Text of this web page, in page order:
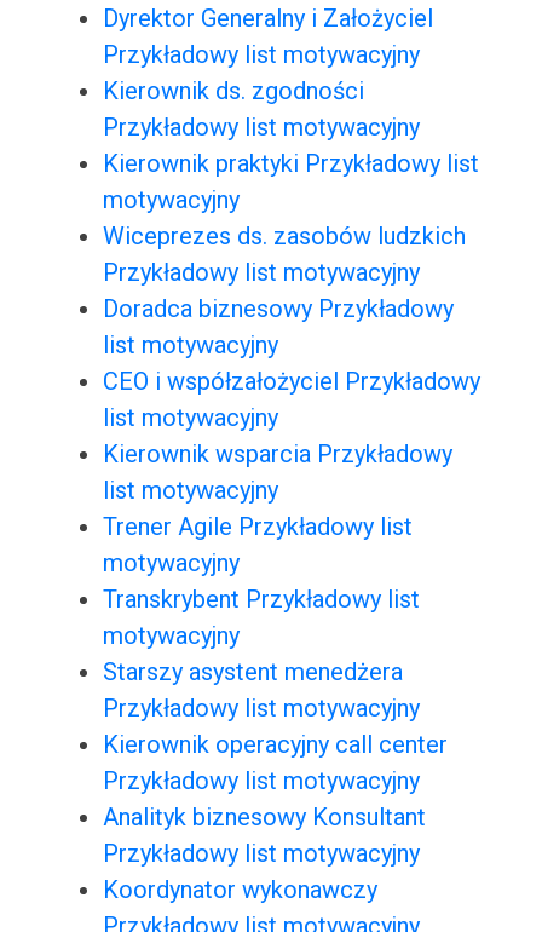
Dyrektor Generalny i Założyciel
Przykładowy list motywacyjny
Kierownik ds. zgodności
Przykładowy list motywacyjny
Kierownik praktyki Przykładowy list
motywacyjny
Wiceprezes ds. zasobów ludzkich
Przykładowy list motywacyjny
Doradca biznesowy Przykładowy
list motywacyjny
CEO i współzałożyciel Przykładowy
list motywacyjny
Kierownik wsparcia Przykładowy
list motywacyjny
Trener Agile Przykładowy list
motywacyjny
Transkrybent Przykładowy list
motywacyjny
Starszy asystent menedżera
Przykładowy list motywacyjny
Kierownik operacyjny call center
Przykładowy list motywacyjny
Analityk biznesowy Konsultant
Przykładowy list motywacyjny
Koordynator wykonawczy
Przykładowy list motywacyjny